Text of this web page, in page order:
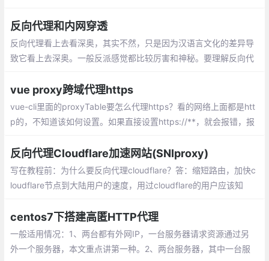
反向代理和内网穿透
反向代理看上去看深奥，其实不然，只是因为汉语言文化的差异导
致它看上去深奥。一般反派感觉都比较厉害和神秘。要理解反向代
端；反向代理代理的对象是服务端
vue proxy跨域代理https
vue-cli里面的proxyTable要怎么代理https？看的网络上面都是htt
p的，不知道该如何设置。如果直接设置https://**，就会报错，报
反向代理Cloudflare加速网站(SNIproxy)
写在教程前：为什么要反向代理cloudflar
e？答：缩短路由，加快cloudflare节点到大
知道，这家CDN的速度在除了大陆以外的地
方访问都非常快，那么又没有什么办法使其
对大陆访问良好呢？
centos7下搭建高匿HTTP代理
一般适用情况：1、两台都有外网IP，一台服
务器请求资源通过另外一个服务器，本文重